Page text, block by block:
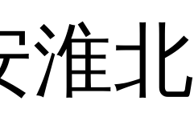
淮北